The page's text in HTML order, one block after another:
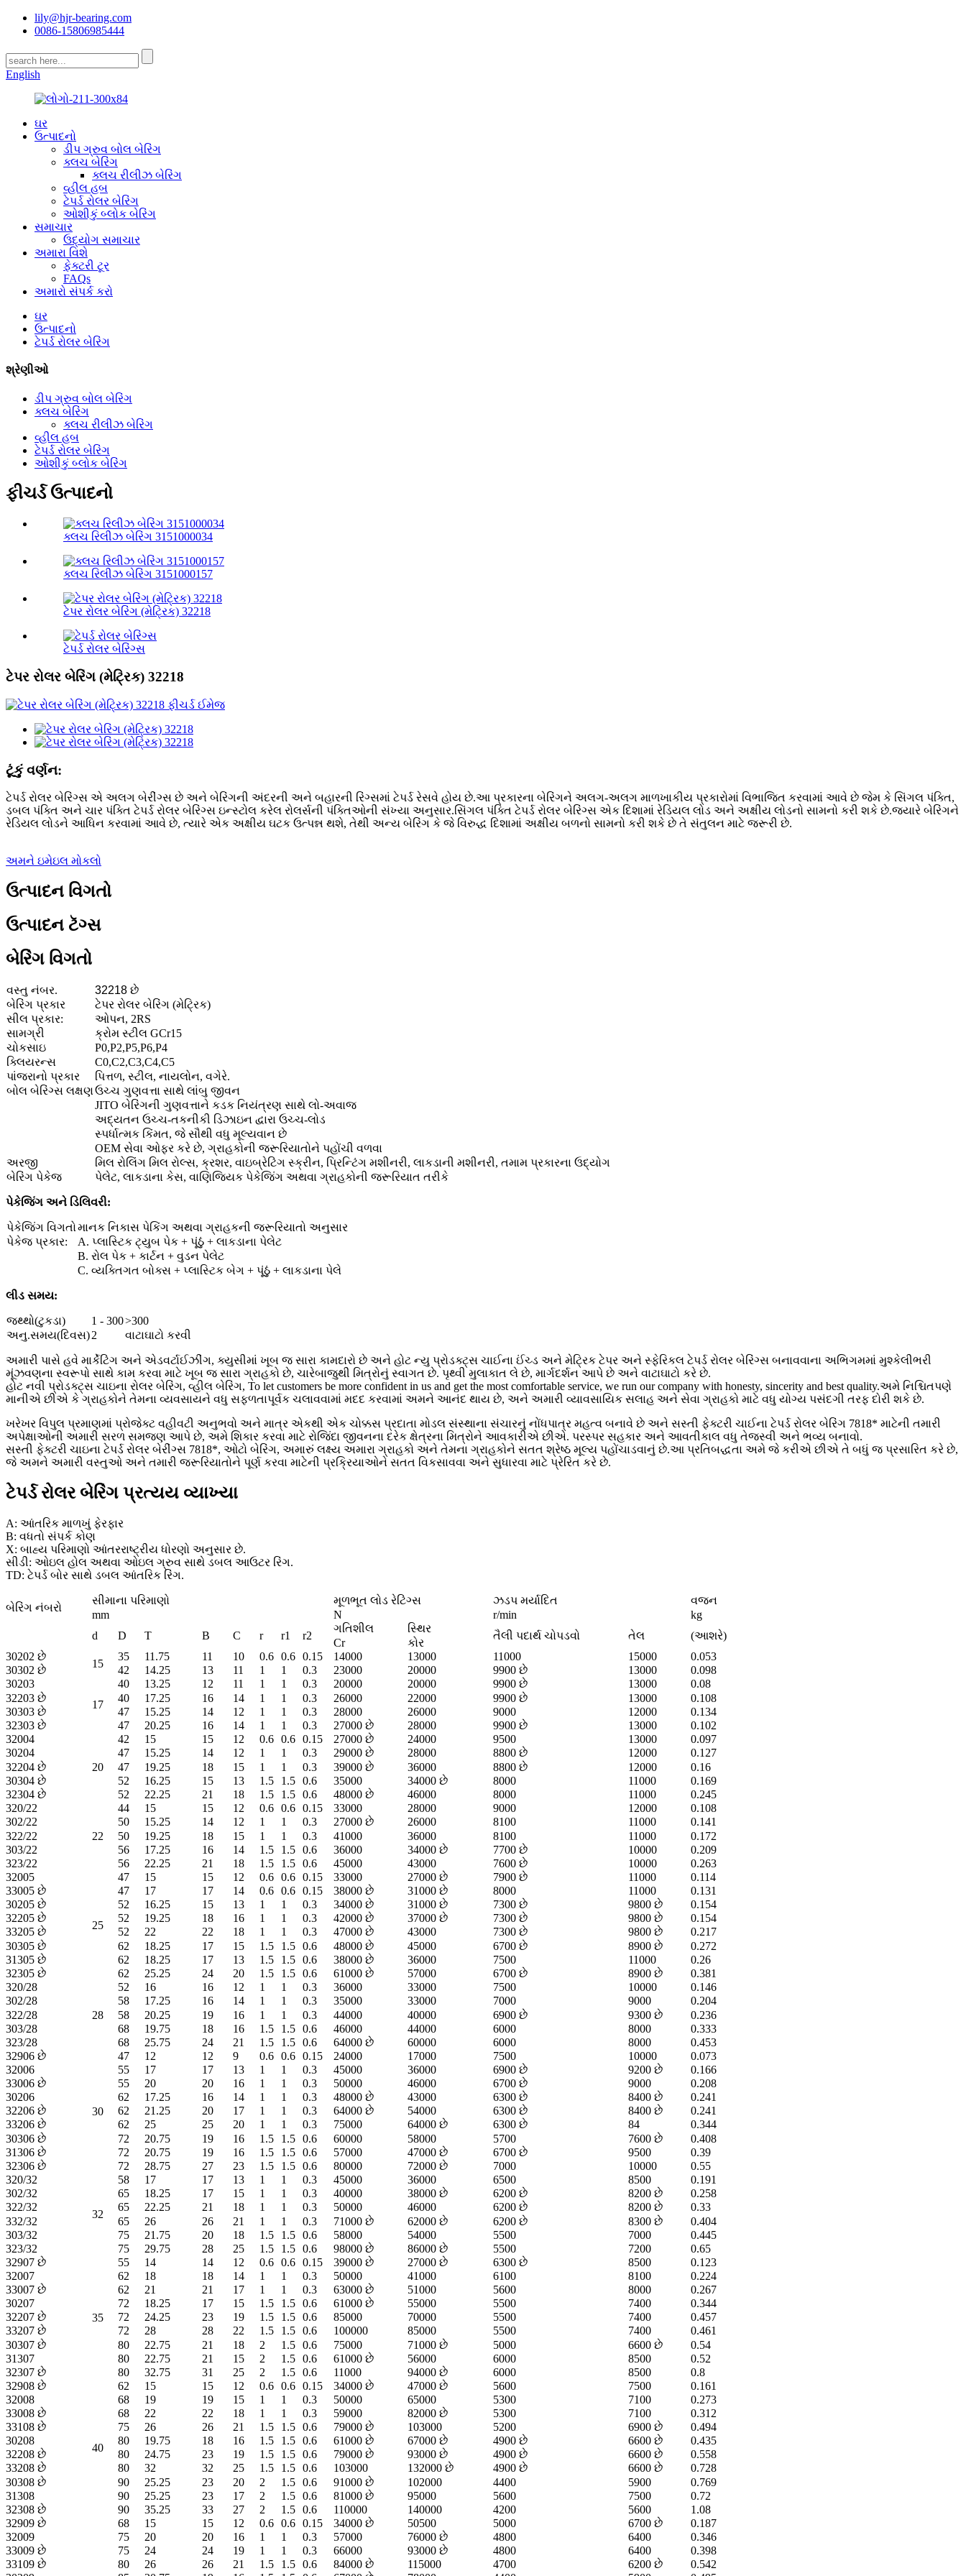
lily@hjr-bearing.com
0086-15806985444
English
ઘર
ઉત્પાદનો
ડીપ ગ્રુવ બોલ બેરિંગ
ક્લચ બેરિંગ
ક્લચ રીલીઝ બેરિંગ
વ્હીલ હબ
ટેપર્ડ રોલર બેરિંગ
ઓશીકું બ્લોક બેરિંગ
સમાચાર
ઉદ્યોગ સમાચાર
અમારા વિશે
ફેક્ટરી ટૂર
FAQs
અમારો સંપર્ક કરો
ઘર
ઉત્પાદનો
ટેપર્ડ રોલર બેરિંગ
શ્રેણીઓ
ડીપ ગ્રુવ બોલ બેરિંગ
ક્લચ બેરિંગ
ક્લચ રીલીઝ બેરિંગ
વ્હીલ હબ
ટેપર્ડ રોલર બેરિંગ
ઓશીકું બ્લોક બેરિંગ
ફીચર્ડ ઉત્પાદનો
ક્લચ રિલીઝ બેરિંગ 3151000034
ક્લચ રિલીઝ બેરિંગ 3151000157
ટેપર રોલર બેરિંગ (મેટ્રિક) 32218
ટેપર્ડ રોલર બેરિંગ્સ
ટેપર રોલર બેરિંગ (મેટ્રિક) 32218
ટૂંકું વર્ણન:
ટેપર્ડ રોલર બેરિંગ્સ એ અલગ બેરીંગ્સ છે અને બેરિંગની અંદરની અને બહારની રિંગ્સમાં ટેપર્ડ રેસવે હોય છે.આ પ્રકારના બેરિંગને અલગ-અલગ માળખાકીય પ્રકારોમાં વિભાજિત કરવામાં આવે છે જેમ કે સિંગલ પંક્તિ,
ડબલ પંક્તિ અને ચાર પંક્તિ ટેપર્ડ રોલર બેરિંગ્સ ઇન્સ્ટોલ કરેલ રોલર્સની પંક્તિઓની સંખ્યા અનુસાર.સિંગલ પંક્તિ ટેપર્ડ રોલર બેરિંગ્સ એક દિશામાં રેડિયલ લોડ અને અક્ષીય લોડનો સામનો કરી શકે છે.જ્યારે બેરિંગને
રેડિયલ લોડને આધિન કરવામાં આવે છે, ત્યારે એક અક્ષીય ઘટક ઉત્પન્ન થશે, તેથી અન્ય બેરિંગ કે જે વિરુદ્ધ દિશામાં અક્ષીય બળનો સામનો કરી શકે છે તે સંતુલન માટે જરૂરી છે.
અમને ઇમેઇલ મોકલો
ઉત્પાદન વિગતો
ઉત્પાદન ટૅગ્સ
બેરિંગ વિગતો
વસ્તુ નંબર.
32218 છે
બેરિંગ પ્રકાર
ટેપર રોલર બેરિંગ (મેટ્રિક)
સીલ પ્રકાર:
ઓપન, 2RS
સામગ્રી
ક્રોમ સ્ટીલ GCr15
ચોકસાઇ
P0,P2,P5,P6,P4
ક્લિયરન્સ
C0,C2,C3,C4,C5
પાંજરાનો પ્રકાર
પિત્તળ, સ્ટીલ, નાયલોન, વગેરે.
બોલ બેરિંગ્સ લક્ષણઉચ્ચ ગુણવત્તા સાથે લાંબુ જીવન
JITO બેરિંગની ગુણવત્તાને કડક નિયંત્રણ સાથે લો-અવાજ
અદ્યતન ઉચ્ચ-તકનીકી ડિઝાઇન દ્વારા ઉચ્ચ-લોડ
સ્પર્ધાત્મક કિંમત, જે સૌથી વધુ મૂલ્યવાન છે
OEM સેવા ઓફર કરે છે, ગ્રાહકોની જરૂરિયાતોને પહોંચી વળવા
અરજી
મિલ રોલિંગ મિલ રોલ્સ, ક્રશર, વાઇબ્રેટિંગ સ્ક્રીન, પ્રિન્ટિંગ મશીનરી, લાકડાની મશીનરી, તમામ પ્રકારના ઉદ્યોગ
બેરિંગ પેકેજ
પેલેટ, લાકડાના કેસ, વાણિજ્યિક પેકેજિંગ અથવા ગ્રાહકોની જરૂરિયાત તરીકે
પેકેજિંગ અને ડિલિવરી:
પેકેજિંગ વિગતોમાનક નિકાસ પેકિંગ અથવા ગ્રાહકની જરૂરિયાતો અનુસાર
પેકેજ પ્રકાર:
A. પ્લાસ્ટિક ટ્યુબ પેક + પૂંઠું + લાકડાના પેલેટ
B. રોલ પેક + કાર્ટન + વુડન પેલેટ
C. વ્યક્તિગત બોક્સ + પ્લાસ્ટિક બેગ + પૂંઠું + લાકડાના પેલે
લીડ સમય:
જથ્થો(ટુકડા) 1 - 300>300
અનુ.સમય(દિવસ)2 વાટાઘાટો કરવી
અમારી પાસે હવે માર્કેટિંગ અને એડવર્ટાઈઝીંગ, ક્યુસીમાં ખૂબ જ સારા કામદારો છે અને હોટ ન્યુ પ્રોડક્ટ્સ ચાઈના ઈંચ્ડ અને મેટ્રિક ટેપર અને સ્ફેરિકલ ટેપર્ડ રોલર બેરિંગ્સ બનાવવાના અભિગમમાં મુશ્કેલીભરી
મૂંઝવણના સ્વરૂપો સાથે કામ કરવા માટે ખૂબ જ સારા ગ્રાહકો છે, ચારેબાજુથી મિત્રોનું સ્વાગત છે. પૃથ્વી મુલાકાત લે છે, માર્ગદર્શન આપે છે અને વાટાઘાટો કરે છે.
હોટ નવી પ્રોડક્ટ્સ ચાઇના રોલર બેરિંગ, વ્હીલ બેરિંગ, To let customers be more confident in us and get the most comfortable service, we run our company with honesty, sincerity and best quality.અમે નિશ્ચિતપણે
માનીએ છીએ કે ગ્રાહકોને તેમના વ્યવસાયને વધુ સફળતાપૂર્વક ચલાવવામાં મદદ કરવામાં અમને આનંદ થાય છે, અને અમારી વ્યાવસાયિક સલાહ અને સેવા ગ્રાહકો માટે વધુ યોગ્ય પસંદગી તરફ દોરી શકે છે.
ખરેખર વિપુલ પ્રમાણમાં પ્રોજેક્ટ વહીવટી અનુભવો અને માત્ર એકથી એક ચોક્કસ પ્રદાતા મોડલ સંસ્થાના સંચારનું નોંધપાત્ર મહત્વ બનાવે છે અને સસ્તી ફેક્ટરી ચાઈના ટેપર્ડ રોલર બેરિંગ 7818* માટેની તમારી
અપેક્ષાઓની અમારી સરળ સમજણ આપે છે, અમે શિકાર કરવા માટે રોજિંદા જીવનના દરેક ક્ષેત્રના મિત્રોને આવકારીએ છીએ. પરસ્પર સહકાર અને આવતીકાલ વધુ તેજસ્વી અને ભવ્ય બનાવો.
સસ્તી ફેક્ટરી ચાઇના ટેપર્ડ રોલર બેરીંગ્સ 7818*, ઓટો બેરિંગ, અમારું લક્ષ્ય અમારા ગ્રાહકો અને તેમના ગ્રાહકોને સતત શ્રેષ્ઠ મૂલ્ય પહોંચાડવાનું છે.આ પ્રતિબદ્ધતા અમે જે કરીએ છીએ તે બધું જ પ્રસારિત કરે છે,
જે અમને અમારી વસ્તુઓ અને તમારી જરૂરિયાતોને પૂર્ણ કરવા માટેની પ્રક્રિયાઓને સતત વિકસાવવા અને સુધારવા માટે પ્રેરિત કરે છે.
ટેપર્ડ રોલર બેરિંગ પ્રત્યય વ્યાખ્યા
A: આંતરિક માળખું ફેરફાર
B: વધતો સંપર્ક કોણ
X: બાહ્ય પરિમાણો આંતરરાષ્ટ્રીય ધોરણો અનુસાર છે.
સીડી: ઓઇલ હોલ અથવા ઓઇલ ગ્રુવ સાથે ડબલ આઉટર રિંગ.
TD: ટેપર્ડ બોર સાથે ડબલ આંતરિક રિંગ.
બેરિંગ નંબરો
સીમાના પરિમાણો મૂળભૂત લોડ રેટિંગ્સ ઝડપ મર્યાદિત
વજન
mm
N r/min
kg
d
D T B C r r1 r2
ગતિશીલ સ્થિર
તૈલી પદાર્થ ચોપડવો તેલ (આશરે)
Cr
કોર
30202 છે
15
35 11.75 11 10 0.6 0.6 0.15 14000 13000 11000 15000
0.053
30302 છે
42 14.25 13 11 1 1 0.3 23000 20000 9900 છે 13000
0.098
30203
17
40 13.25 12 11 1 1 0.3 20000 20000 9900 છે 13000
0.08
32203 છે
40 17.25 16 14 1 1 0.3 26000 22000 9900 છે 13000
0.108
30303 છે
47 15.25 14 12 1 1 0.3 28000 26000 9000 12000
0.134
32303 છે
47 20.25 16 14 1 1 0.3 27000 છે 28000 9900 છે 13000
0.102
32004
20
42 15 15 12 0.6 0.6 0.15 27000 છે 24000 9500 13000
0.097
30204
47 15.25 14 12 1 1 0.3 29000 છે 28000 8800 છે 12000
0.127
32204 છે
47 19.25 18 15 1 1 0.3 39000 છે 36000 8800 છે 12000
0.16
30304 છે
52 16.25 15 13 1.5 1.5 0.6 35000 34000 છે 8000 11000
0.169
32304 છે
52 22.25 21 18 1.5 1.5 0.6 48000 છે 46000 8000 11000
0.245
320/22
22
44 15 15 12 0.6 0.6 0.15 33000 28000 9000 12000
0.108
302/22
50 15.25 14 12 1 1 0.3 27000 છે 26000 8100 11000
0.141
322/22
50 19.25 18 15 1 1 0.3 41000 36000 8100 11000
0.172
303/22
56 17.25 16 14 1.5 1.5 0.6 36000 34000 છે 7700 છે 10000
0.209
323/22
56 22.25 21 18 1.5 1.5 0.6 45000 43000 7600 છે 10000
0.263
32005
25
47 15 15 12 0.6 0.6 0.15 33000 27000 છે 7900 છે 11000
0.114
33005 છે
47 17 17 14 0.6 0.6 0.15 38000 છે 31000 છે 8000 11000
0.131
30205 છે
52 16.25 15 13 1 1 0.3 34000 છે 31000 છે 7300 છે 9800 છે
0.154
32205 છે
52 19.25 18 16 1 1 0.3 42000 છે 37000 છે 7300 છે 9800 છે
0.154
33205 છે
52 22 22 18 1 1 0.3 47000 છે 43000 7300 છે 9800 છે
0.217
30305 છે
62 18.25 17 15 1.5 1.5 0.6 48000 છે 45000 6700 છે 8900 છે
0.272
31305 છે
62 18.25 17 13 1.5 1.5 0.6 38000 છે 36000 7500 11000
0.26
32305 છે
62 25.25 24 20 1.5 1.5 0.6 61000 છે 57000 6700 છે 8900 છે
0.381
320/28
28
52 16 16 12 1 1 0.3 36000 33000 7500 10000
0.146
302/28
58 17.25 16 14 1 1 0.3 35000 33000 7000 9000
0.204
322/28
58 20.25 19 16 1 1 0.3 44000 40000 6900 છે 9300 છે
0.236
303/28
68 19.75 18 16 1.5 1.5 0.6 46000 44000 6000 8000
0.333
323/28
68 25.75 24 21 1.5 1.5 0.6 64000 છે 60000 6000 8000
0.453
32906 છે
30
47 12 12 9 0.6 0.6 0.15 24000 17000 7500 10000
0.073
32006
55 17 17 13 1 1 0.3 45000 36000 6900 છે 9200 છે
0.166
33006 છે
55 20 20 16 1 1 0.3 50000 46000 6700 છે 9000
0.208
30206
62 17.25 16 14 1 1 0.3 48000 છે 43000 6300 છે 8400 છે
0.241
32206 છે
62 21.25 20 17 1 1 0.3 64000 છે 54000 6300 છે 8400 છે
0.241
33206 છે
62 25 25 20 1 1 0.3 75000 64000 છે 6300 છે 84
0.344
30306 છે
72 20.75 19 16 1.5 1.5 0.6 60000 58000 5700 7600 છે
0.408
31306 છે
72 20.75 19 16 1.5 1.5 0.6 57000 47000 છે 6700 છે 9500
0.39
32306 છે
72 28.75 27 23 1.5 1.5 0.6 80000 72000 છે 7000 10000
0.55
320/32
32
58 17 17 13 1 1 0.3 45000 36000 6500 8500
0.191
302/32
65 18.25 17 15 1 1 0.3 40000 38000 છે 6200 છે 8200 છે
0.258
322/32
65 22.25 21 18 1 1 0.3 50000 46000 6200 છે 8200 છે
0.33
332/32
65 26 26 21 1 1 0.3 71000 છે 62000 છે 6200 છે 8300 છે
0.404
303/32
75 21.75 20 18 1.5 1.5 0.6 58000 54000 5500 7000
0.445
323/32
75 29.75 28 25 1.5 1.5 0.6 98000 છે 86000 છે 5500 7200
0.65
32907 છે
35
55 14 14 12 0.6 0.6 0.15 39000 છે 27000 છે 6300 છે 8500
0.123
32007
62 18 18 14 1 1 0.3 50000 41000 6100 8100
0.224
33007 છે
62 21 21 17 1 1 0.3 63000 છે 51000 5600 8000
0.267
30207
72 18.25 17 15 1.5 1.5 0.6 61000 છે 55000 5500 7400
0.344
32207 છે
72 24.25 23 19 1.5 1.5 0.6 85000 70000 5500 7400
0.457
33207 છે
72 28 28 22 1.5 1.5 0.6 100000 85000 5500 7400
0.461
30307 છે
80 22.75 21 18 2 1.5 0.6 75000 71000 છે 5000 6600 છે
0.54
31307
80 22.75 21 15 2 1.5 0.6 61000 છે 56000 6000 8500
0.52
32307 છે
80 32.75 31 25 2 1.5 0.6 11000 94000 છે 6000 8500
0.8
32908 છે
40
62 15 15 12 0.6 0.6 0.15 34000 છે 47000 છે 5600 7500
0.161
32008
68 19 19 15 1 1 0.3 50000 65000 5300 7100
0.273
33008 છે
68 22 22 18 1 1 0.3 59000 82000 છે 5300 7100
0.312
33108 છે
75 26 26 21 1.5 1.5 0.6 79000 છે 103000 5200 6900 છે
0.494
30208
80 19.75 18 16 1.5 1.5 0.6 61000 છે 67000 છે 4900 છે 6600 છે
0.435
32208 છે
80 24.75 23 19 1.5 1.5 0.6 79000 છે 93000 છે 4900 છે 6600 છે
0.558
33208 છે
80 32 32 25 1.5 1.5 0.6 103000 132000 છે 4900 છે 6600 છે
0.728
30308 છે
90 25.25 23 20 2 1.5 0.6 91000 છે 102000 4400 5900
0.769
31308
90 25.25 23 17 2 1.5 0.6 81000 છે 95000 5600 7500
0.72
32308 છે
90 35.25 33 27 2 1.5 0.6 110000 140000 4200 5600
1.08
32909 છે
68 15 15 12 0.6 0.6 0.15 34000 છે 50500 5000 6700 છે
0.187
32009
75 20 20 16 1 1 0.3 57000 76000 છે 4800 6400
0.346
33009 છે
75 24 24 19 1 1 0.3 66000 93000 છે 4800 6400
0.398
33109 છે
80 26 26 21 1.5 1.5 0.6 84000 છે 115000 4700 6200 છે
0.542